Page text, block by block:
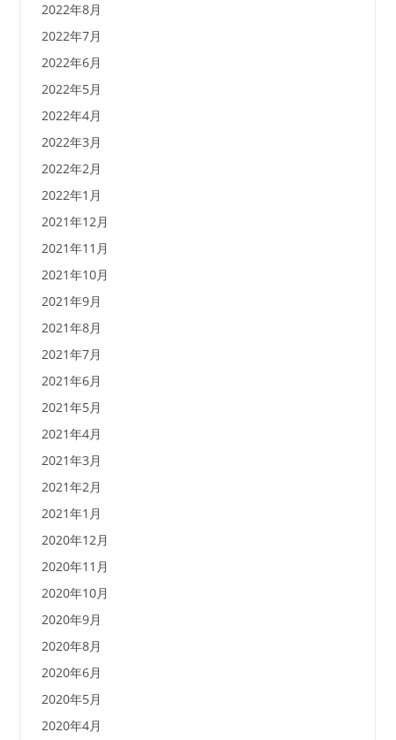
2022年8月
2022年7月
2022年6月
2022年5月
2022年4月
2022年3月
2022年2月
2022年1月
2021年12月
2021年11月
2021年10月
2021年9月
2021年8月
2021年7月
2021年6月
2021年5月
2021年4月
2021年3月
2021年2月
2021年1月
2020年12月
2020年11月
2020年10月
2020年9月
2020年8月
2020年6月
2020年5月
2020年4月